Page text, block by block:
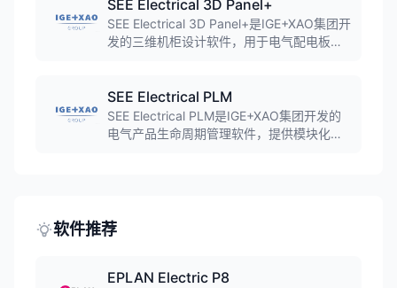
SEE Electrical 3D Panel+
SEE Electrical 3D Panel+是IGE+XAO集团开
发的三维机柜设计软件，用于电气配电板设
SEE Electrical PLM
SEE Electrical PLM是IGE+XAO集团开发的
电气产品生命周期管理软件，提供模块化和
软件推荐
EPLAN Electric P8